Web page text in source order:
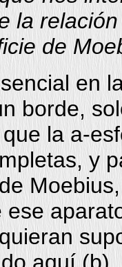
la
de
en
borde,
la a-
y
ese